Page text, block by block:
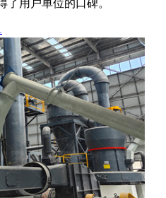
了用户单位的口碑。